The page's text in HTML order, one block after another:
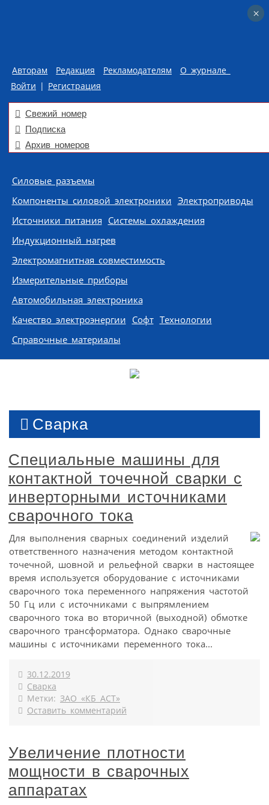
Авторам Редакция Рекламодателям
О журнале
Войти | Регистрация
Свежий номер
Подписка
Архив номеров
Skip to content
Силовые разъемы
Компоненты силовой электроники Электроприводы
Источники питания Системы охлаждения
Индукционный нагрев
Электромагнитная совместимость
Измерительные приборы
Автомобильная электроника
Качество электроэнергии Софт Технологии
Справочные материалы
Сварка
Специальные машины для
контактной точечной сварки с
инверторными источниками
сварочного тока
Для выполнения сварных соединений изделий
ответственного назначения методом контактной
точечной, шовной и рельефной сварки в настоящее
время используется оборудование с источниками
сварочного тока переменного напряжения частотой
50 Гц или с источниками с выпрямлением
сварочного тока во вторичной (выходной) обмотке
сварочного трансформатора. Однако сварочные
машины с источниками переменного тока...
30.12.2019
Сварка
Метки: ЗАО «КБ АСТ»
Оставить комментарий
Увеличение плотности
мощности в сварочных
аппаратах
×
×